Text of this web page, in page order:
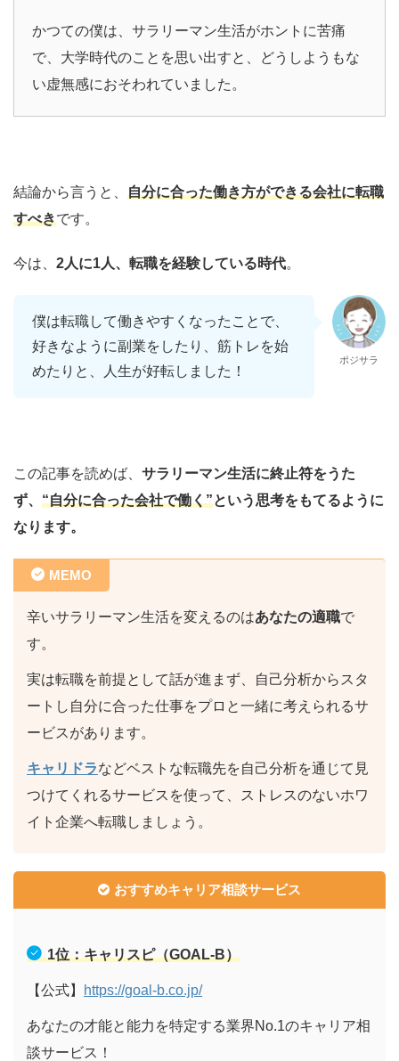
かつての僕は、サラリーマン生活がホントに苦痛
で、大学時代のことを思い出すと、どうしようもな
い虚無感におそわれていました。
結論から言うと、 自分に合った働き方ができる会社に転職
すべきです。
今は、 2人に1人、転職を経験している時代。
僕は転職して働きやすくなったことで、
好きなように副業をしたり、筋トレを始
めたりと、人生が好転しました！
ポジサラ
この記事を読めば、 サラリーマン生活に終止符をうた
ず、 “自分に合った会社で働く”という思考をもてるように
なります。
MEMO
辛いサラリーマン生活を変えるのはあなたの適職で
す。
実は転職を前提として話が進まず、自己分析からスタ
ートし自分に合った仕事をプロと一緒に考えられるサ
ービスがあります。
キャリドラなどベストな転職先を自己分析を通じて見
つけてくれるサービスを使って、ストレスのないホワ
イト企業へ転職しましょう。
おすすめキャリア相談サービス
1位：キャリスピ（GOAL-B）
【公式】 https://goal-b.co.jp/
あなたの才能と能力を特定する業界No.1のキャリア相
談サービス！